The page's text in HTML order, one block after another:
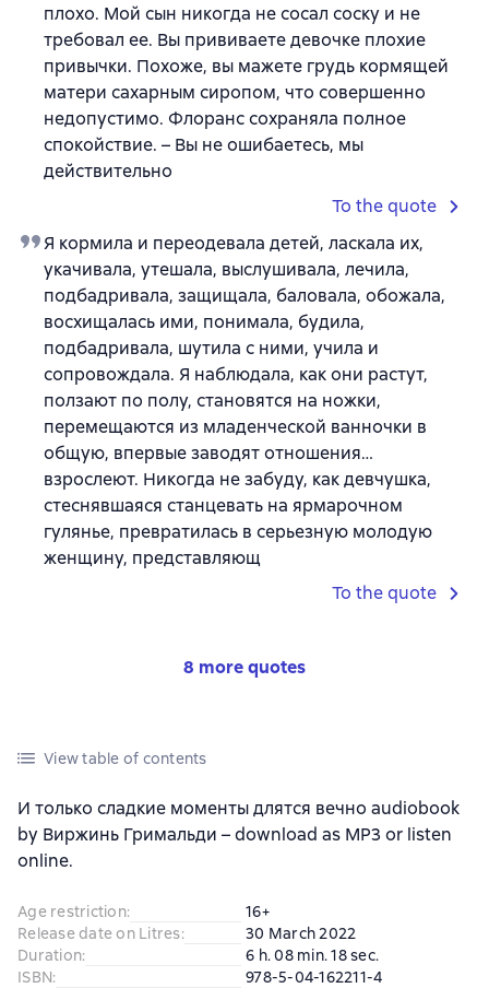
плохо. Мой сын никогда не сосал соску и не
требовал ее. Вы прививаете девочке плохие
привычки. Похоже, вы мажете грудь кормящей
матери сахарным сиропом, что совершенно
недопустимо. Флоранс сохраняла полное
спокойствие. – Вы не ошибаетесь, мы
действительно
To the quote
Я кормила и переодевала детей, ласкала их,
укачивала, утешала, выслушивала, лечила,
подбадривала, защищала, баловала, обожала,
восхищалась ими, понимала, будила,
подбадривала, шутила с ними, учила и
сопровождала. Я наблюдала, как они растут,
ползают по полу, становятся на ножки,
перемещаются из младенческой ванночки в
общую, впервые заводят отношения…
взрослеют. Никогда не забуду, как девчушка,
стеснявшаяся станцевать на ярмарочном
гулянье, превратилась в серьезную молодую
женщину, представляющ
To the quote
8 more quotes
View table of contents
И только сладкие моменты длятся вечно audiobook
by Виржинь Гримальди – download as MP3 or listen
online.
Age restriction:
16+
Release date on Litres:
30 March 2022
Duration:
6 h. 08 min. 18 sec.
ISBN:
978-5-04-162211-4